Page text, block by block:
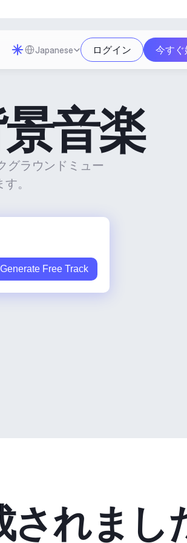
音楽
グラウンドミュー
。
Generate Free Track
されまし
Select Language
Japanese ログイン 今すぐ